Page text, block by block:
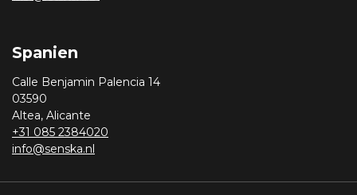
Spanien
Calle Benjamin Palencia 14
03590
Altea, Alicante
+31 085 2384020
info@senska.nl